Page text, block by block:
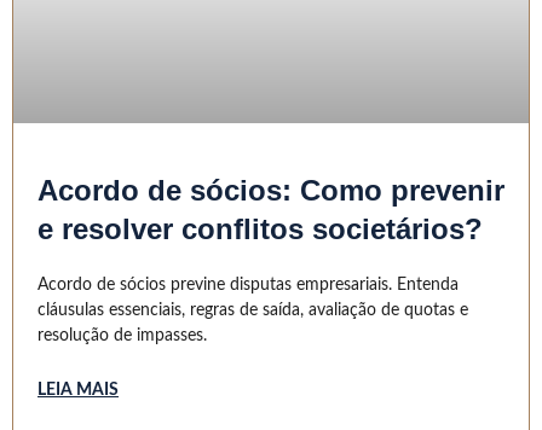
Acordo de sócios: Como prevenir
e resolver conflitos societários?
Acordo de sócios previne disputas empresariais. Entenda
cláusulas essenciais, regras de saída, avaliação de quotas e
resolução de impasses.
LEIA MAIS